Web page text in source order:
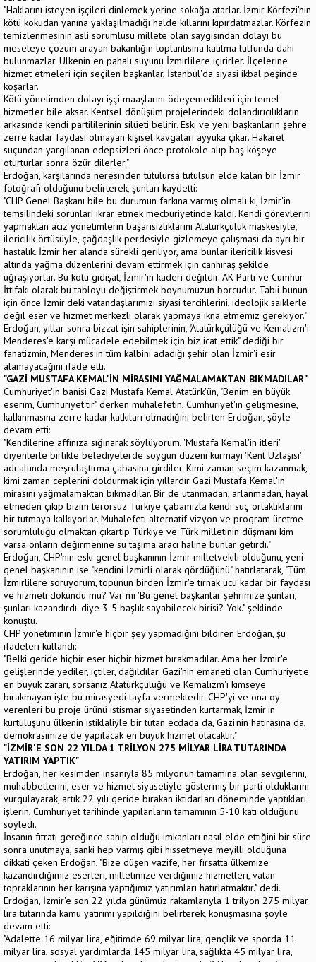
"Haklarını isteyen işçileri dinlemek yerine sokağa atarlar. İzmir Körfezi'nin
kötü kokudan yanına yaklaşılmadığı halde kıllarını kıpırdatmazlar. Körfezin
temizlenmesinin asli sorumlusu millete olan saygısından dolayı bu
meseleye çözüm arayan bakanlığın toplantısına katılma lütfunda dahi
bulunmazlar. Ülkenin en pahalı suyunu İzmirlilere içirirler. İlçelerine
hizmet etmeleri için seçilen başkanlar, İstanbul'da siyasi ikbal peşinde
koşarlar.
Kötü yönetimden dolayı işçi maaşlarını ödeyemedikleri için temel
hizmetler bile aksar. Kentsel dönüşüm projelerindeki dolandırıcılıkların
arkasında kendi partililerinin silüeti belirir. Eski ve yeni başkanların şehre
zerre kadar faydası olmayan kişisel kavgaları ayyuka çıkar. Hakaret
suçundan yargılanan edepsizleri önce protokole alıp baş köşeye
oturturlar sonra özür dilerler."
Erdoğan, karşılarında neresinden tutulursa tutulsun elde kalan bir İzmir
fotoğrafı olduğunu belirterek, şunları kaydetti:
"CHP Genel Başkanı bile bu durumun farkına varmış olmalı ki, İzmir'in
temsilindeki sorunları ikrar etmek mecburiyetinde kaldı. Kendi görevlerini
yapmaktan aciz yönetimlerin başarısızlıklarını Atatürkçülük maskesiyle,
ilericilik örtüsüyle, çağdaşlık perdesiyle gizlemeye çalışması da ayrı bir
hastalık. İzmir her alanda sürekli geriliyor, ama bunlar ilericilik kisvesi
altında yağma düzenlerini devam ettirmek için canhıraş şekilde
uğraşıyorlar. Bu kötü gidişat, İzmir'in kaderi değildir. AK Parti ve Cumhur
İttifakı olarak bu tabloyu değiştirmek boynumuzun borcudur. Tabii bunun
için önce İzmir'deki vatandaşlarımızı siyasi tercihlerini, ideolojik saiklerle
değil eser ve hizmet merkezli olarak yapmaya ikna etmemiz gerekiyor."
Erdoğan, yıllar sonra bizzat işin sahiplerinin, "Atatürkçülüğü ve Kemalizm'i
Menderes'e karşı mücadele edebilmek için biz icat ettik" dediği bir
fanatizmin, Menderes'in tüm kalbini adadığı şehir olan İzmir'i esir
alamayacağını ifade etti.
"GAZİ MUSTAFA KEMAL'İN MİRASINI YAĞMALAMAKTAN BIKMADILAR"
Cumhuriyet'in banisi Gazi Mustafa Kemal Atatürk'ün, "Benim en büyük
eserim, Cumhuriyet'tir" derken muhalefetin, Cumhuriyet'in gelişmesine,
kalkınmasına zerre kadar katkıları olmadığını belirten Erdoğan, şöyle
devam etti:
"Kendilerine affınıza sığınarak söylüyorum, 'Mustafa Kemal'in itleri'
diyenlerle birlikte belediyelerde soygun düzeni kurmayı 'Kent Uzlaşısı'
adı altında meşrulaştırma çabasına girdiler. Kimi zaman seçim kazanmak,
kimi zaman ceplerini doldurmak için yıllardır Gazi Mustafa Kemal'in
mirasını yağmalamaktan bıkmadılar. Bir de utanmadan, arlanmadan, hayal
etmeden çıkıp bizim terörsüz Türkiye çabamızla kendi suç ortaklıklarını
bir tutmaya kalkıyorlar. Muhalefeti alternatif vizyon ve program üretme
sorumluluğu olmaktan çıkartıp Türkiye ve Türk milletinin düşmanı kim
varsa onların değirmenine su taşıma aracı haline bunlar getirdi."
Erdoğan, CHP'nin eski genel başkanının İzmir milletvekili olduğunu, yeni
genel başkanının ise "kendini İzmirli olarak gördüğünü" hatırlatarak, "Tüm
İzmirlilere soruyorum, topunun birden İzmir'e tırnak ucu kadar bir faydası
ve hizmeti dokundu mu? Var mı 'Bu genel başkanlar şehrimize şunları,
şunları kazandırdı' diye 3-5 başlık sayabilecek birisi? Yok." şeklinde
konuştu.
CHP yönetiminin İzmir'e hiçbir şey yapmadığını bildiren Erdoğan, şu
ifadeleri kullandı:
"Belki geride hiçbir eser hiçbir hizmet bırakmadılar. Ama her İzmir'e
gelişlerinde yediler, içtiler, dağıldılar. Gazi'nin emaneti olan Cumhuriyet'e
en büyük zararı, sorsanız Atatürkçülüğü ve Kemalizm'i kimseye
bırakmayan işte bu mirasyedi tayfa vermektedir. CHP'yi ve ona oy
verenleri bu proje ürünü istismar siyasetinden kurtarmak, İzmir'in
kurtuluşunu ülkenin istiklaliyle bir tutan ecdada da, Gazi'nin hatırasına da,
demokrasimize de yapılacak en büyük hizmet olacaktır."
"İZMİR'E SON 22 YILDA 1 TRİLYON 275 MİLYAR LİRA TUTARINDA
YATIRIM YAPTIK"
Erdoğan, her kesimden insanıyla 85 milyonun tamamına olan sevgilerini,
muhabbetlerini, eser ve hizmet siyasetiyle göstermiş bir parti olduklarını
vurgulayarak, artık 22 yılı geride bırakan iktidarları döneminde yaptıkları
işlerin, Cumhuriyet tarihinde yapılanların tamamının 5-10 katı olduğunu
söyledi.
İnsanın fıtratı gereğince sahip olduğu imkanları nasıl elde ettiğini bir süre
sonra unutmaya, sanki hep varmış gibi hissetmeye meyilli olduğuna
dikkati çeken Erdoğan, "Bize düşen vazife, her fırsatta ülkemize
kazandırdığımız eserleri, milletimize verdiğimiz hizmetleri, vatan
topraklarının her karışına yaptığımız yatırımları hatırlatmaktır." dedi.
Erdoğan, İzmir'e son 22 yılda günümüz rakamlarıyla 1 trilyon 275 milyar
lira tutarında kamu yatırımı yapıldığını belirterek, konuşmasına şöyle
devam etti:
"Adalette 16 milyar lira, eğitimde 69 milyar lira, gençlik ve sporda 11
milyar lira, sosyal yardımlarda 145 milyar lira, sağlıkta 45 milyar lira,